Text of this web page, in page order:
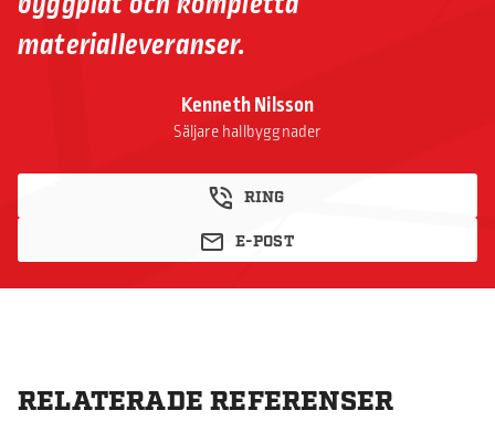
Kenneth Nilsson
Säljare hallbyggnader
RING
E-POST
materialleveranser.
RELATERADE REFERENSER